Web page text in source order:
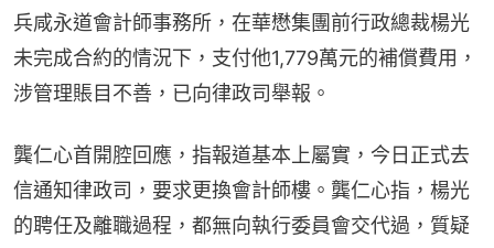
兵咸永道會計師事務所，在華懋集團前行政總裁楊光
未完成合約的情況下，支付他1,779萬元的補償費用，
涉管理賬目不善，已向律政司舉報。
龔仁心首開腔回應，指報道基本上屬實，今日正式去
信通知律政司，要求更換會計師樓。龔仁心指，楊光
的聘任及離職過程，都無向執行委員會交代過，質疑